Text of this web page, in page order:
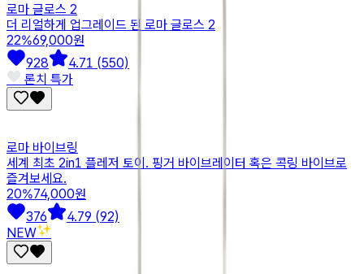
로마 글로스 2
더 리얼하게 업그레이드 된 로마 글로스 2
22%69,000원
928
4.71 (550)
🤍 론치 특가
로마 바이브링
세계 최초 2in1 플레저 토이. 핑거 바이브레이터 혹은 콕링 바이브로
즐겨보세요.
20%74,000원
376
4.79 (92)
NEW✨